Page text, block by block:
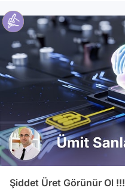
Şiddet Üret Görünür Ol !!!